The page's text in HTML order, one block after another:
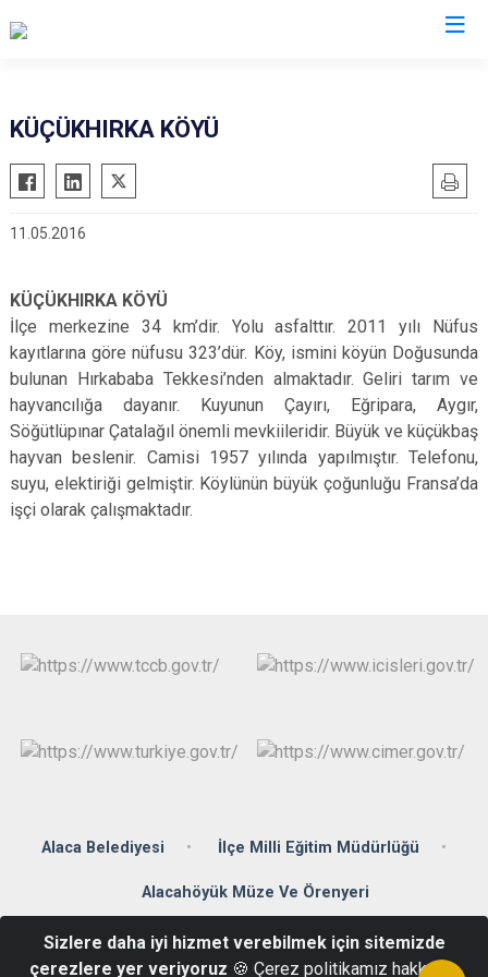
Alaca
Bayat
Boğazkale
İskilip
Kargı
Laçin
Uğurludağ
KÜÇÜKHIRKA KÖYÜ
11.05.2016
KÜÇÜKHIRKA KÖYÜ
İlçe merkezine 34 km’dir. Yolu asfalttır. 2011 yılı Nüfus
kayıtlarına göre nüfusu 323’dür. Köy, ismini köyün Doğusunda
bulunan Hırkababa Tekkesi’nden almaktadır. Geliri tarım ve
hayvancılığa dayanır. Kuyunun Çayırı, Eğripara, Aygır,
Söğütlüpınar Çatalağıl önemli mevkiileridir. Büyük ve küçükbaş
hayvan beslenir. Camisi 1957 yılında yapılmıştır. Telefonu,
suyu, elektiriği gelmiştir. Köylünün büyük çoğunluğu Fransa’da
işçi olarak çalışmaktadır.
Alaca Belediyesi İlçe Milli Eğitim Müdürlüğü
Alacahöyük Müze Ve Örenyeri
Denizhan Mahallesi Zübeyde Hanım Caddesi No: 2 Alaca / ÇORUM
Sizlere daha iyi hizmet verebilmek için sitemizde
çerezlere yer veriyoruz 🍪 Çerez politikamız hakkında